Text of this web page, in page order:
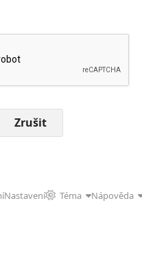
Zrušit
Nastavení Téma Nápověda